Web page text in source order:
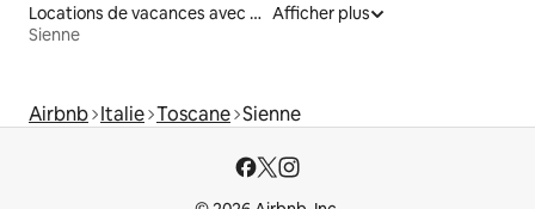
Locations de vacances avec piscine
Sienne
Afficher plus
Airbnb Italie Toscane Sienne